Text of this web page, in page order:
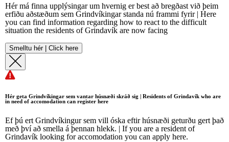
Hér má finna upplýsingar um hvernig er best að bregðast við þeim
erfiðu aðstæðum sem Grindvíkingar standa nú frammi fyrir | Here
you can find information regarding how to react to the difficult
situation the residents of Grindavík are now facing
Smelltu hér | Click here
Hér geta Grindvíkingar sem vantar húsnæði skráð sig | Residents of Grindavík who are
in need of accomodation can register here
Ef þú ert Grindvíkingur sem vill óska eftir húsnæði geturðu gert það
með því að smella á þennan hlekk. | If you are a resident of
Grindavík looking for accomodation you can apply here.